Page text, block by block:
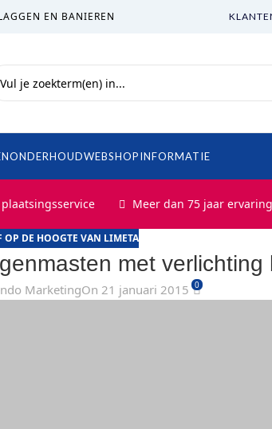
EN BANIEREN
ONDERHOUDWEBSHOPINFORMATIE
Meer dan 75 jaar ervaring
OP DE HOOGTE VAN LIMETA
met verlichting
MarketingOn 21 januari 2015 0